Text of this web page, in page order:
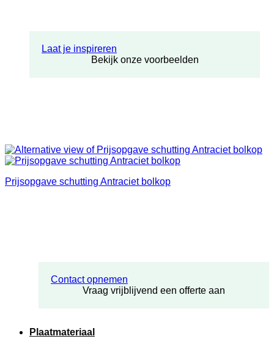
Laat je inspireren
Bekijk onze voorbeelden
Contact opnemen
Vraag vrijblijvend een offerte aan
Plaatmateriaal
Prijsopgave schutting Antraciet bolkop